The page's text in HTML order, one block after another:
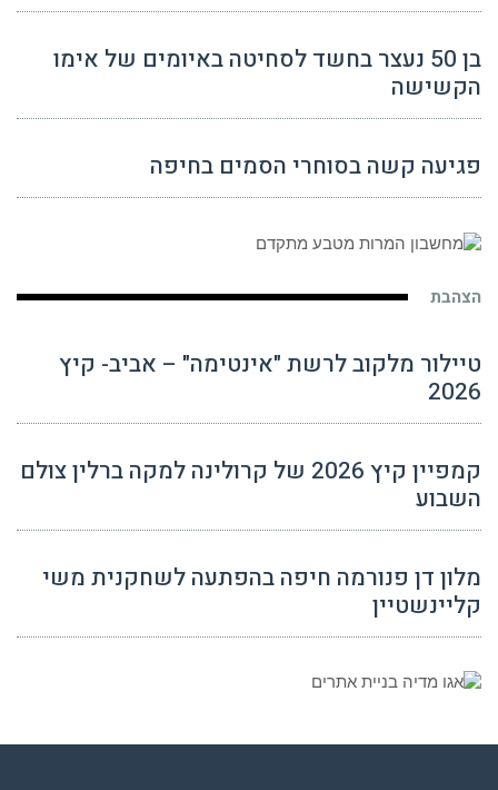
בן 50 נעצר בחשד לסחיטה באיומים של אימו
הקשישה
פגיעה קשה בסוחרי הסמים בחיפה
הצהבת
טיילור מלקוב לרשת "אינטימה" – אביב- קיץ
2026
קמפיין קיץ 2026 של קרולינה למקה ברלין צולם
השבוע
מלון דן פנורמה חיפה בהפתעה לשחקנית משי
קליינשטיין